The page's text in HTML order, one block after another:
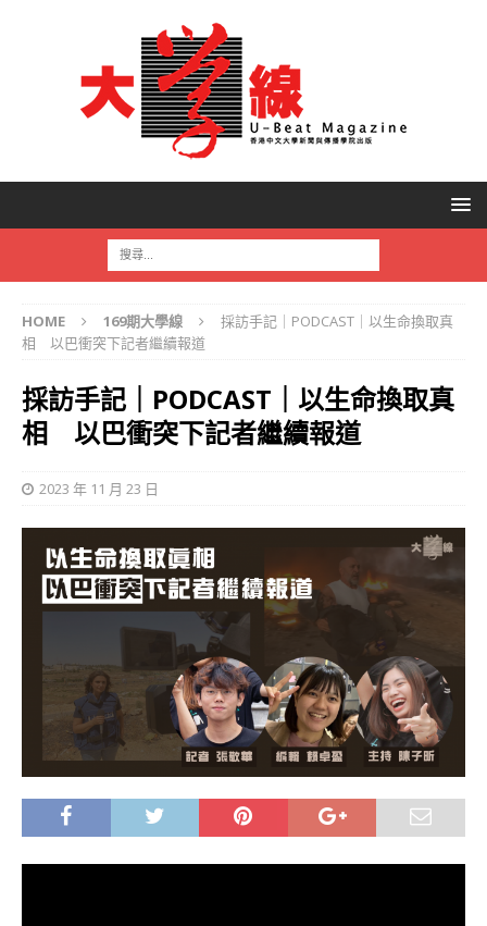
HOME 169期大學線
採訪手記｜PODCAST｜以生命換取真
相 以巴衝突下記者繼續報道
採訪手記｜PODCAST｜以生命換取真
相 以巴衝突下記者繼續報道
2023 年 11 月 23 日